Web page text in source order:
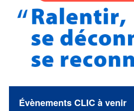
Évènements CLIC à venir